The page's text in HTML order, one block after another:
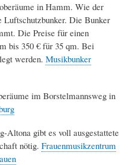
in Hamm. Wie der
Luftschutzbunker. Die Bunker
Die Preise für einen
bis 350 € für 35 qm. Bei
werden. Musikbunker
im Borstelmannsweg in
Altona gibt es voll ausgestattete
nötig. Frauenmusikzentrum